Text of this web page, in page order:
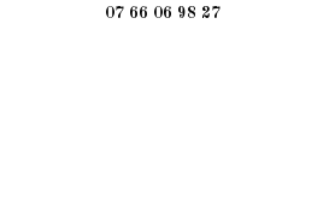
07 66 06 98 27